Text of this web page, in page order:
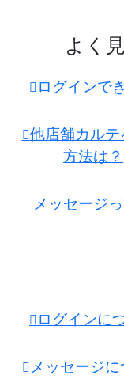
よく
ログインで
他店舗カルテ
方法は？
メッセージ
ログインに
メッセージに